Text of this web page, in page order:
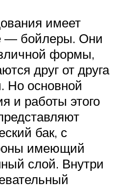
имеет
— бойлеры. Они
формы,
друг от друга
Но основной
и работы этого
бак, с
имеющий
слой. Внутри